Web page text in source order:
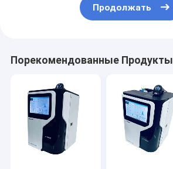
Продолжать
Порекомендованные Продукты